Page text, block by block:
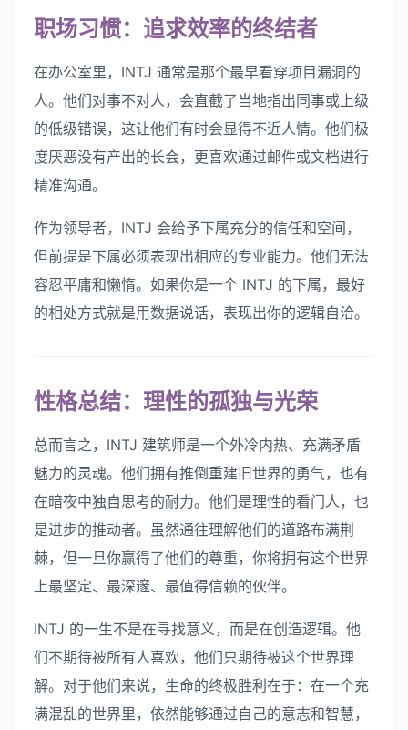
职场习惯：追求效率的终结者
在办公室里，INTJ 通常是那个最早看穿项目漏洞的
人。他们对事不对人，会直截了当地指出同事或上级
的低级错误，这让他们有时会显得不近人情。他们极
度厌恶没有产出的长会，更喜欢通过邮件或文档进行
精准沟通。
作为领导者，INTJ 会给予下属充分的信任和空间，
但前提是下属必须表现出相应的专业能力。他们无法
容忍平庸和懒惰。如果你是一个 INTJ 的下属，最好
的相处方式就是用数据说话，表现出你的逻辑自洽。
性格总结：理性的孤独与光荣
总而言之，INTJ 建筑师是一个外冷内热、充满矛盾
魅力的灵魂。他们拥有推倒重建旧世界的勇气，也有
在暗夜中独自思考的耐力。他们是理性的看门人，也
是进步的推动者。虽然通往理解他们的道路布满荆
棘，但一旦你赢得了他们的尊重，你将拥有这个世界
上最坚定、最深邃、最值得信赖的伙伴。
INTJ 的一生不是在寻找意义，而是在创造逻辑。他
们不期待被所有人喜欢，他们只期待被这个世界理
解。对于他们来说，生命的终极胜利在于：在一个充
满混乱的世界里，依然能够通过自己的意志和智慧，